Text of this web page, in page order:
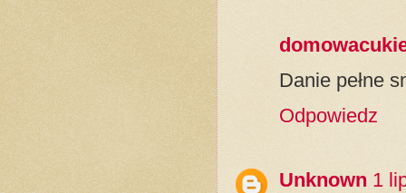
Danie pełne
Odpowiedz
Unknown 1